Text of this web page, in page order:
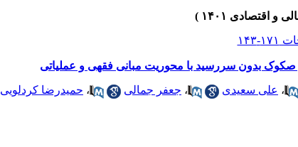
صکوک بدون سررسید با محوریت مبانی فقهی و عملیاتی
، علی سعیدی ، جعفر جمالی ، حمیدرضا کردلویی